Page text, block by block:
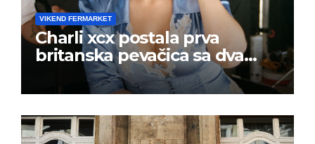
VIKEND FERMARKET
Charli xcx postala prva
britanska pevačica sa dva
albuma na prvom mestu u
istoj kalendarskoj godini